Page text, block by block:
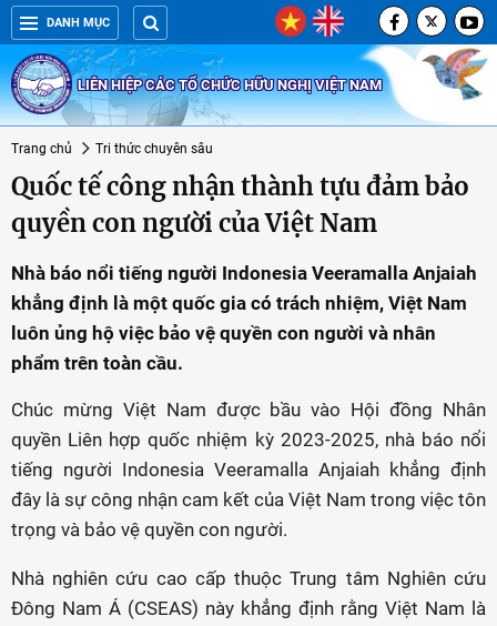
DANH MỤC
LIÊN HIỆP CÁC TỔ CHỨC HỮU NGHỊ VIỆT NAM
Trang chủ Tri thức chuyên sâu
Quốc tế công nhận thành tựu đảm bảo
quyền con người của Việt Nam
Nhà báo nổi tiếng người Indonesia Veeramalla Anjaiah
khẳng định là một quốc gia có trách nhiệm, Việt Nam
luôn ủng hộ việc bảo vệ quyền con người và nhân
phẩm trên toàn cầu.
Chúc mừng Việt Nam được bầu vào Hội đồng Nhân
quyền Liên hợp quốc nhiệm kỳ 2023-2025, nhà báo nổi
tiếng người Indonesia Veeramalla Anjaiah khẳng định
đây là sự công nhận cam kết của Việt Nam trong việc tôn
trọng và bảo vệ quyền con người.
Nhà nghiên cứu cao cấp thuộc Trung tâm Nghiên cứu
Đông Nam Á (CSEAS) này khẳng định rằng Việt Nam là